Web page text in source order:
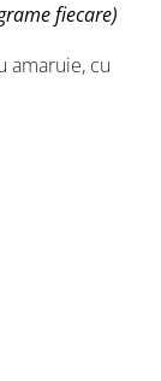
fiecare)
amaruie, cu